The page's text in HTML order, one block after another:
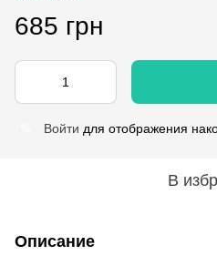
685 грн
Войти для отображения
В
Описание